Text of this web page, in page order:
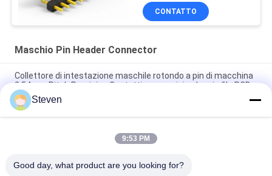
CONTATTO
Maschio Pin Header Connector
Collettore di intestazione maschile rotondo a pin di macchina
2.54mm Pitch Precision Contatti meccanici a doppia fila PCB
Connettore maschio a doppia fila impilabile rialzato con passo
2,54 mm, distanziatore per scheda PCB ad altezza estesa
Connettore Maschio a Pin Staccabile a Riga Singola 2.54mm
Steven
9:53 PM
Good day, what product are you looking for?